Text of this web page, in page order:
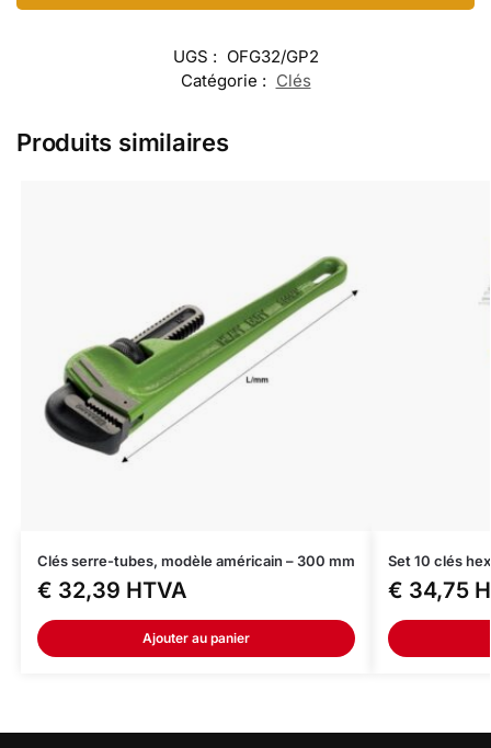
UGS : OFG32/GP2
Catégorie : Clés
Produits similaires
Clés serre-tubes, modèle américain – 300 mm
€ 32,39 HTVA
Ajouter au panier
Set 10 clés
€ 34,75